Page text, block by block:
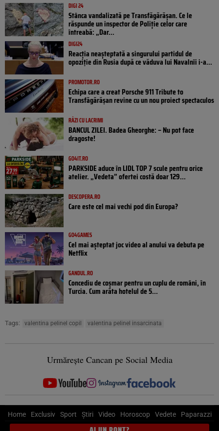
DIGI 24
Stânca vandalizată pe Transfăgărășan. Ce le
răspunde un inspector de Poliție celor care
întreabă: „Dar...
DIGI24
Reacția neașteptată a singurului partidul de
opoziţie din Rusia după ce văduva lui Navalnîi i-a...
PROMOTOR.RO
Echipa care a creat Porsche 911 Tribute to
Transfăgărășan revine cu un nou proiect spectaculos
RÂZI CU LACRIMI
BANCUL ZILEI. Badea Gheorghe: – Nu pot face
dragoste!
GO4IT.RO
PARKSIDE aduce în LIDL TOP 7 scule pentru orice
atelier. „Vedeta” ofertei costă doar 129...
DESCOPERA.RO
Care este cel mai vechi pod din Europa?
GO4GAMES
Cel mai așteptat joc video al anului va debuta pe
Netflix
GANDUL.RO
Concediu de coșmar pentru un cuplu de români, în
Turcia. Cum arăta hotelul de 5...
Tags: valentina pelinel copil valentina pelinel insarcinata
Urmărește Cancan pe Social Media
Home Exclusiv Sport Știri Video Horoscop Vedete Paparazzi